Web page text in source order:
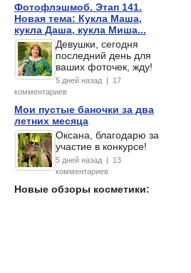
Фотофлэшмоб. Этап 141.
Новая тема: Кукла Маша,
кукла Даша, кукла Миша...
Девушки, сегодня
последний день для
ваших фоточек, жду!
5 дней назад | 17
комментариев
Мои пустые баночки за два
летних месяца
Оксана, благодарю за
участие в конкурсе!
5 дней назад | 13
комментариев
Новые обзоры косметики: